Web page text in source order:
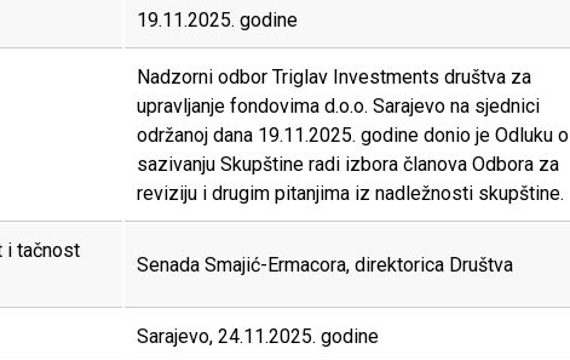
19.11.2025. godine
Nadzorni odbor Triglav Investments društva za
upravljanje fondovima d.o.o. Sarajevo na sjednici
održanoj dana 19.11.2025. godine donio je Odluku o
sazivanju Skupštine radi izbora članova Odbora za
reviziju i drugim pitanjima iz nadležnosti skupštine.
i tačnost
Senada Smajić-Ermacora, direktorica Društva
Sarajevo, 24.11.2025. godine